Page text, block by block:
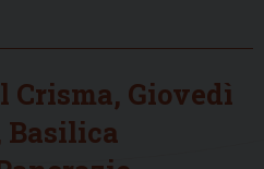
Crisma, Giovedì
Basilica